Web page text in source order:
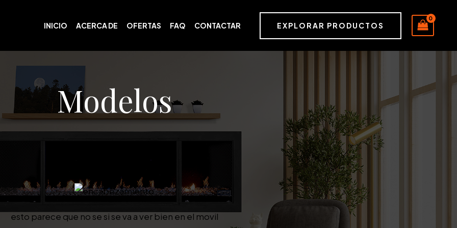
INICIO ACERCA DE OFERTAS FAQ CONTACTAR EXPLORAR PRODUCTOS
Modelos
esto parece que no se si se va a ver bien en el movil